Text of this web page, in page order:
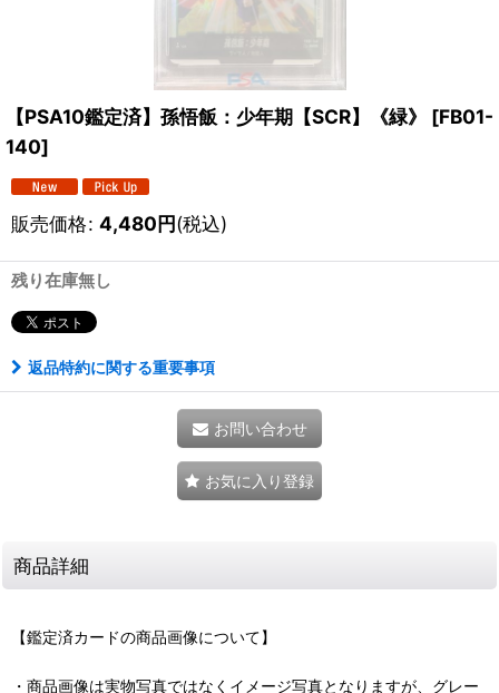
【PSA10鑑定済】孫悟飯：少年期【SCR】《緑》 [FB01-
140]
販売価格: 4,480円(税込)
残り在庫無し
返品特約に関する重要事項
お問い合わせ
お気に入り登録
商品詳細
【鑑定済カードの商品画像について】
・商品画像は実物写真ではなくイメージ写真となりますが、グレー